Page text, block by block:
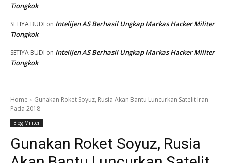
Tiongkok
SETIYA BUDI on Intelijen AS Berhasil Ungkap Markas Hacker Militer
Tiongkok
SETIYA BUDI on Intelijen AS Berhasil Ungkap Markas Hacker Militer
Tiongkok